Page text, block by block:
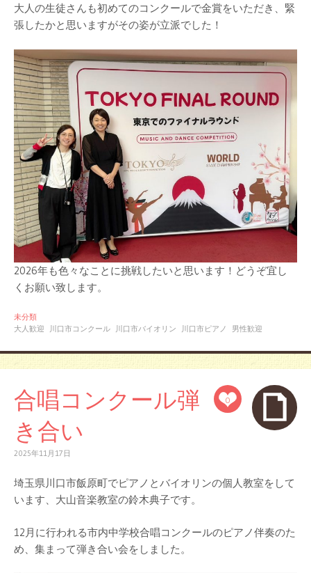
大人の生徒さんも初めてのコンクールで金賞をいただき、緊
張したかと思いますがその姿が立派でした！
2026年も色々なことに挑戦したいと思います！どうぞ宜し
くお願い致します。
未分類
大人歓迎
川口市コンクール 川口市バイオリン 川口市ピアノ 男性歓迎
0
合唱コンクール弾
き合い
2025年11月17日
埼玉県川口市飯原町でピアノとバイオリンの個人教室をして
います、大山音楽教室の鈴木典子です。
12月に行われる市内中学校合唱コンクールのピアノ伴奏のた
め、集まって弾き合い会をしました。